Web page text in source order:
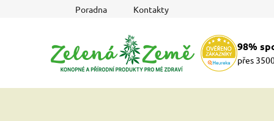
Poradna Kontakty
98%
přes